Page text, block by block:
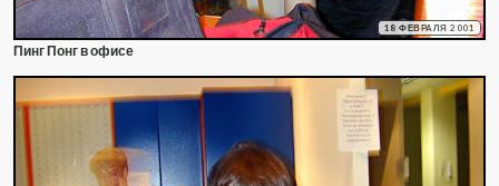
18 ФЕВРАЛЯ 2001
Пинг Понг в офисе